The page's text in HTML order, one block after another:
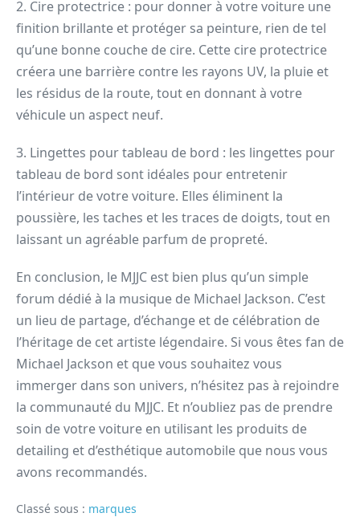
2. Cire protectrice : pour donner à votre voiture une
finition brillante et protéger sa peinture, rien de tel
qu’une bonne couche de cire. Cette cire protectrice
créera une barrière contre les rayons UV, la pluie et
les résidus de la route, tout en donnant à votre
véhicule un aspect neuf.
3. Lingettes pour tableau de bord : les lingettes pour
tableau de bord sont idéales pour entretenir
l’intérieur de votre voiture. Elles éliminent la
poussière, les taches et les traces de doigts, tout en
laissant un agréable parfum de propreté.
En conclusion, le MJJC est bien plus qu’un simple
forum dédié à la musique de Michael Jackson. C’est
un lieu de partage, d’échange et de célébration de
l’héritage de cet artiste légendaire. Si vous êtes fan de
Michael Jackson et que vous souhaitez vous
immerger dans son univers, n’hésitez pas à rejoindre
la communauté du MJJC. Et n’oubliez pas de prendre
soin de votre voiture en utilisant les produits de
detailing et d’esthétique automobile que nous vous
avons recommandés.
Classé sous : marques